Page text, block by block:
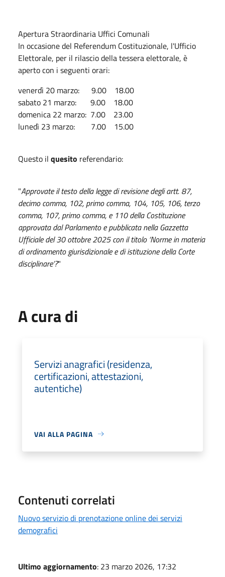
Apertura Straordinaria Uffici Comunali
In occasione del Referendum Costituzionale, l'Ufficio
Elettorale, per il rilascio della tessera elettorale, è
aperto con i seguenti orari:
venerdì 20 marzo: 9.00 18.00
sabato 21 marzo: 9.00 18.00
domenica 22 marzo: 7.00 23.00
lunedì 23 marzo: 7.00 15.00
Questo il quesito referendario:
"Approvate il testo della legge di revisione degli artt. 87,
decimo comma, 102, primo comma, 104, 105, 106, terzo
comma, 107, primo comma, e 110 della Costituzione
approvata dal Parlamento e pubblicata nella Gazzetta
Ufficiale del 30 ottobre 2025 con il titolo ‘Norme in materia
di ordinamento giurisdizionale e di istituzione della Corte
disciplinare’?"
A cura di
Servizi anagrafici (residenza,
certificazioni, attestazioni,
autentiche)
VAI ALLA PAGINA
Contenuti correlati
Nuovo servizio di prenotazione online dei servizi
demografici
Ultimo aggiornamento: 23 marzo 2026, 17:32